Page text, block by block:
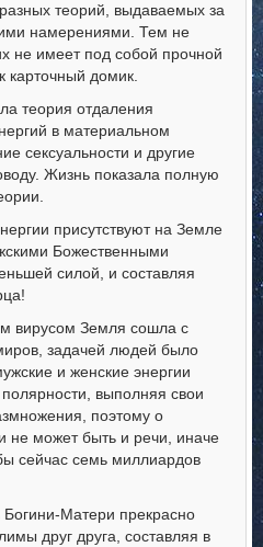
теорий, выдаваемых за
намерениями. Тем не
не имеет под собой прочной
карточный домик.
теория отдаления
в материальном
сексуальности и другие
Жизнь показала полную
присутствуют на Земле
Божественными
силой, и составляя
вирусом Земля сошла с
задачей людей было
и женские энергии
выполняя свои
поэтому о
не может быть и речи, иначе
сейчас семь миллиардов
Матери прекрасно
друг друга, составляя в